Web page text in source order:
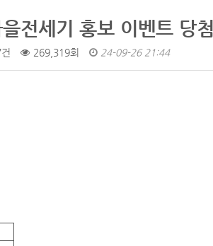
전세기 홍보 이벤트 당
269,319회 24-09-26 21:44